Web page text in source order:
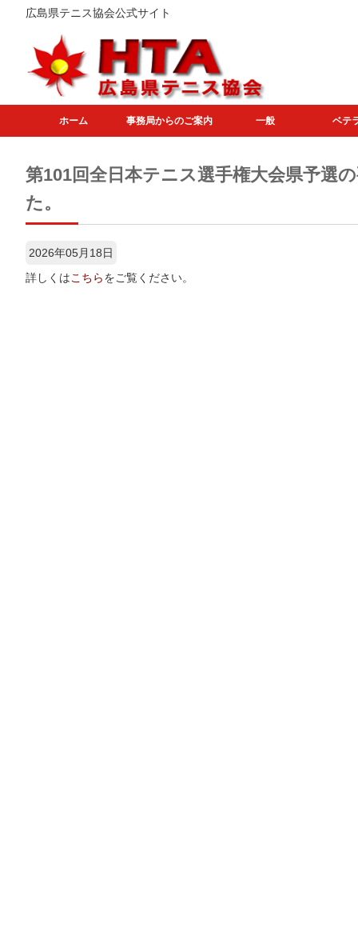
広島県テニス協会公式サイト
ホーム 事務局からのご案内 一般 ベテ
第101回全日本テニス選手権大会県予選
た。
2026年05月18日
詳しくはこちらをご覧ください。